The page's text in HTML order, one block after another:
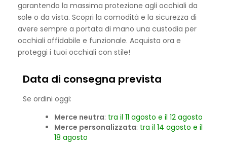
garantendo la massima protezione agli occhiali da
sole o da vista. Scopri la comodità e la sicurezza di
avere sempre a portata di mano una custodia per
occhiali affidabile e funzionale. Acquista ora e
proteggi i tuoi occhiali con stile!
Data di consegna prevista
Se ordini oggi:
Merce neutra: tra il 11 agosto e il 12 agosto
Merce personalizzata: tra il 14 agosto e il
18 agosto